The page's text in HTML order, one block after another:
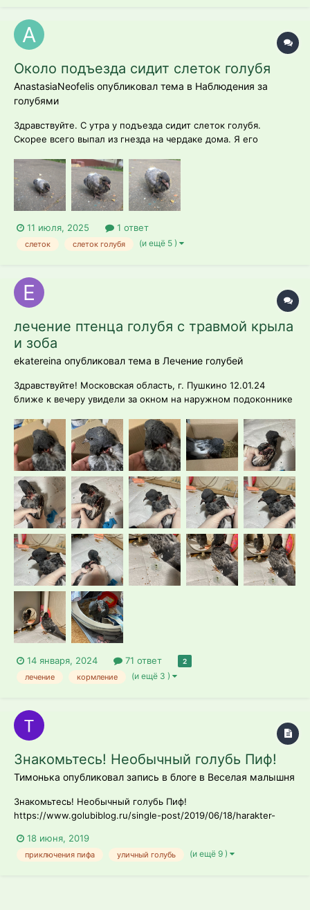
Около подъезда сидит слеток голубя
AnastasiaNeofelis опубликовал тема в Наблюдения за
голубями
Здравствуйте. С утра у подъезда сидит слеток голубя.
Скорее всего выпал из гнезда на чердаке дома. Я его
переставляла, запищал. Он там сидит весь день с 8.00 утра.
Сидит на месте, может пару метров пройти, на звуки
реагирует и активно чистит пёрышки....
11 июля, 2025 1 ответ
слеток слеток голубя (и ещё 5 )
лечение птенца голубя с травмой крыла
и зоба
ekatereina опубликовал тема в Лечение голубей
Здравствуйте! Московская область, г. Пушкино 12.01.24
ближе к вечеру увидели за окном на наружном подоконнике
прикреплю по порядку. Опыта содержания и лечения птиц у
нас нет, совсем( Написали в группу вк, получили список
врачей и кли...
14 января, 2024 71 ответ 2
лечение кормление (и ещё 3 )
Знакомьтесь! Необычный голубь Пиф!
Тимонька опубликовал запись в блоге в Веселая малышня
Знакомьтесь! Необычный голубь Пиф!
https://www.golubiblog.ru/single-post/2019/06/18/harakter-
1%8C%D1%82%D0%B5%D1%81%D1%8C-
%D0%9D%D0%B5%D0%BE%D0%B1%D1%8B%D1%87%D0%BD%D1
18 июня, 2019
приключения пифа уличный голубь (и ещё 9 )